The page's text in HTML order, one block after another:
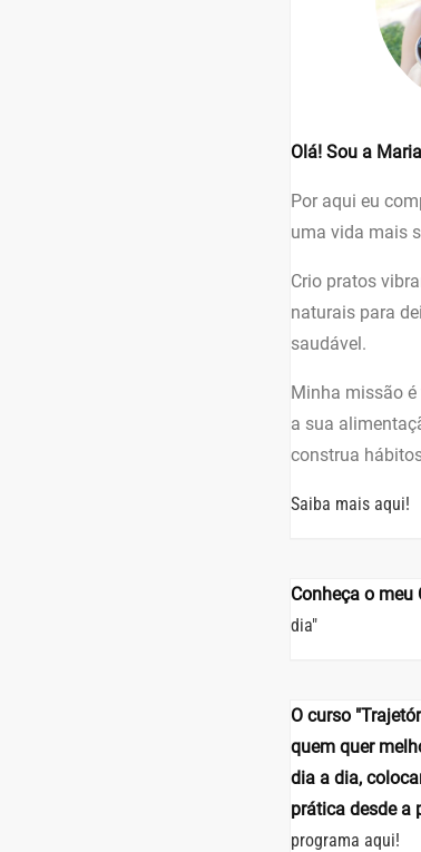
Olá! Sou a
Por aqui eu
uma vida mais
Crio pratos
naturais para
saudável.
Minha missão
a sua
construa
Saiba mais aqui!
Conheça o meu
dia"
O curso
quem quer
dia a dia,
prática desde a
programa aqui!